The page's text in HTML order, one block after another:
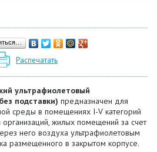
Распечатать
ультрафиолетовый
подставки) предназначен для
среды в помещениях I-V категорий
жилых помещений за счет
него воздуха ультрафиолетовым
размещенного в закрытом корпусе.